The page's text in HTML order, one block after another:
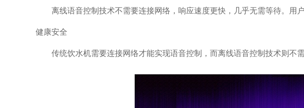
离线语音控制技术不需要连接网络，响应速度更快，几乎无需等待。用
健康安全
传统饮水机需要连接网络才能实现语音控制，而离线语音控制技术则不